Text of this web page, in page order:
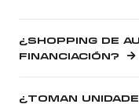
¿SHOPPING DE
FINANCIACIÓN?
¿TOMAN